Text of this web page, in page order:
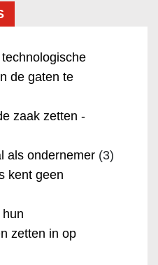
de gaten te
zaak zetten -
als ondernemer (3)
kent geen
zetten in op